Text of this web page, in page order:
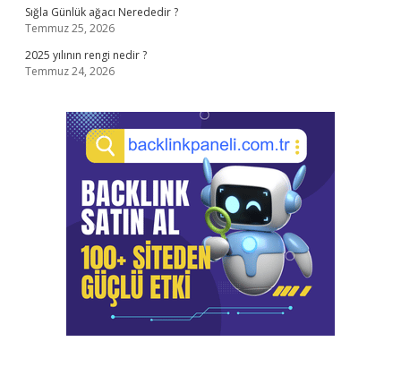
Sığla Günlük ağacı Nerededir ?
Temmuz 25, 2026
2025 yılının rengi nedir ?
Temmuz 24, 2026